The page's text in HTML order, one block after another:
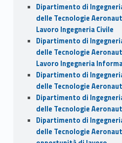
Dipartimento di
delle Tecnologie
Lavoro Ingegneria Civile
Dipartimento di
delle Tecnologie
Lavoro Ingegneria
Dipartimento di
delle Tecnologie
Dipartimento di
delle Tecnologie
Dipartimento di
delle Tecnologie